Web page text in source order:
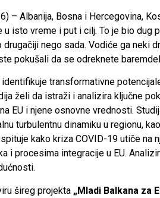
– Albanija, Bosna i Hercegovina,
u isto vreme i put i cilj. To je bio
nego sada. Vodiće ga neki
pokušali da se odreknete
transformativne
želi da istraži i analizira ključne
EU i njene osnovne vrednosti.
turbulentnu dinamiku u regionu,
kako kriza COVID-19 utiče
i procesima integracije u EU.
šireg projekta „Mladi Balkana za